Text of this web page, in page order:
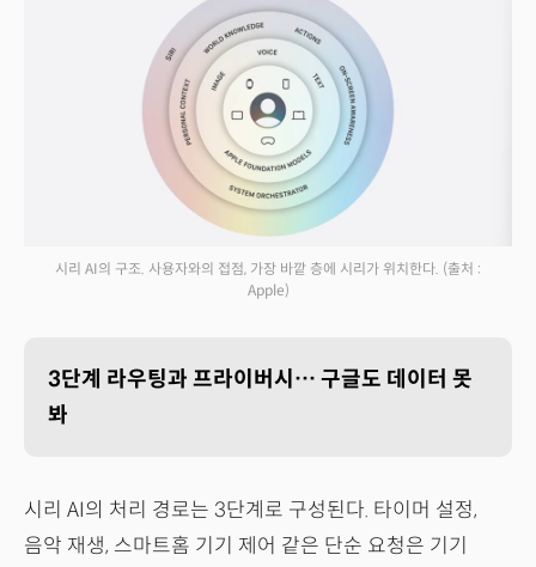
시리 AI의 구조. 사용자와의 접점, 가장 바깥 층에 시리가 위치한다. (출처 :
Apple)
3단계 라우팅과 프라이버시… 구글도 데이터 못
봐
시리 AI의 처리 경로는 3단계로 구성된다. 타이머 설정,
음악 재생, 스마트홈 기기 제어 같은 단순 요청은 기기